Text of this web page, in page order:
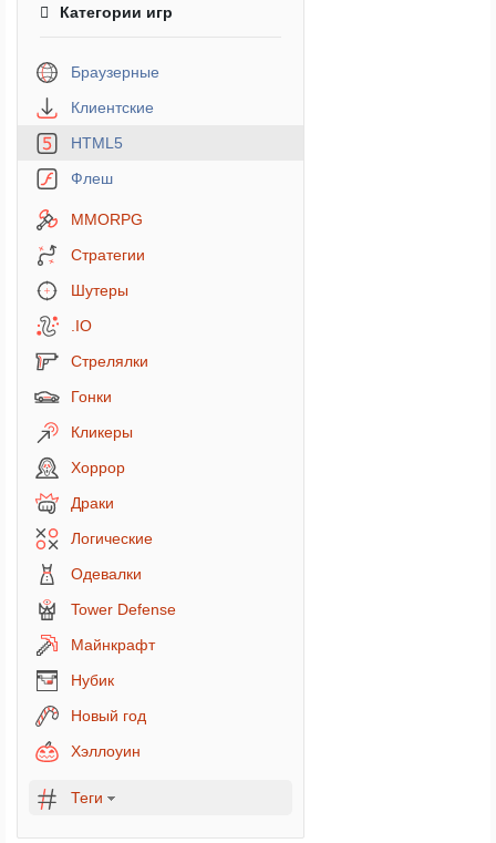
Категории игр
Браузерные
Клиентские
HTML5
Флеш
MMORPG
Стратегии
Шутеры
.IO
Стрелялки
Гонки
Кликеры
Хоррор
Драки
Логические
Одевалки
Tower Defense
Майнкрафт
Нубик
Новый год
Хэллоуин
Теги